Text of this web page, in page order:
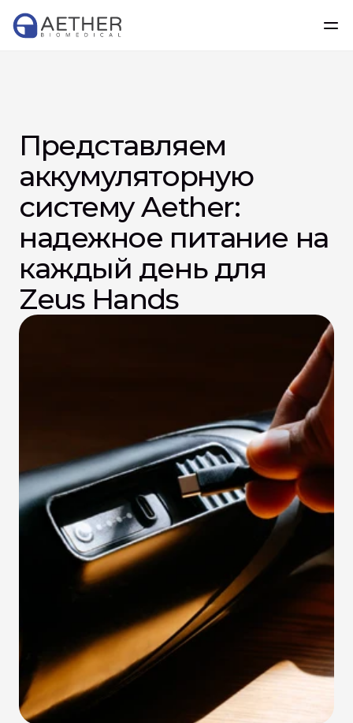
Представляем
аккумуляторную
систему Aether:
надежное питание на
каждый день для
Zeus Hands